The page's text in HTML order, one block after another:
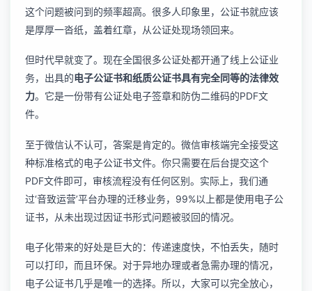
这个问题被问到的频率超高。很多人印象里，公证书就应该
是厚厚一沓纸，盖着红章，从公证处现场领回来。
但时代早就变了。现在全国很多公证处都开通了线上公证业
务，出具的电子公证书和纸质公证书具有完全同等的法律效
力。它是一份带有公证处电子签章和防伪二维码的PDF文
件。
至于微信认不认可，答案是肯定的。微信审核端完全接受这
种标准格式的电子公证书文件。你只需要在后台提交这个
PDF文件即可，审核流程没有任何区别。实际上，我们通
过‘音致运营’平台办理的迁移业务，99%以上都是使用电子公
证书，从未出现过因证书形式问题被驳回的情况。
电子化带来的好处是巨大的：传递速度快，不怕丢失，随时
可以打印，而且环保。对于异地办理或者急需办理的情况，
电子公证书几乎是唯一的选择。所以，大家可以完全放心，